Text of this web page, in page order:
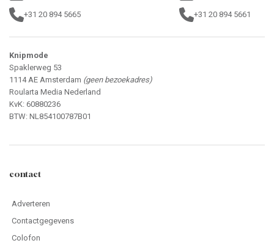
+31 20 894 5665 +31 20 894 5661
Knipmode
Spaklerweg 53
1114 AE Amsterdam (geen bezoekadres)
Roularta Media Nederland
KvK: 60880236
BTW: NL854100787B01
contact
Adverteren
Contactgegevens
Colofon